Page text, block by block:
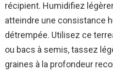
récipient. Humidifiez
atteindre une consistance
détrempée. Utilisez ce
ou bacs à semis, tassez
graines à la profondeur